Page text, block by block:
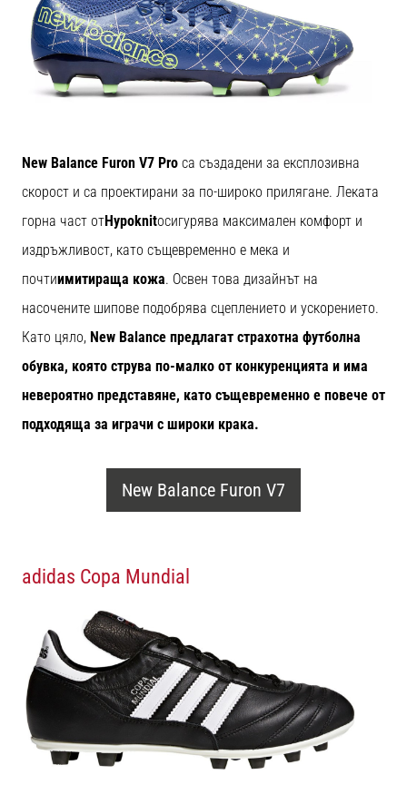
New Balance Furon V7 Pro са създадени за експлозивна
скорост и са проектирани за по-широко прилягане. Леката
горна част отHypoknitосигурява максимален комфорт и
издръжливост, като същевременно е мека и
почтиимитираща кожа. Освен това дизайнът на
насочените шипове подобрява сцеплението и ускорението.
Като цяло, New Balance предлагат страхотна футболна
обувка, която струва по-малко от конкуренцията и има
невероятно представяне, като същевременно е повече от
подходяща за играчи с широки крака.
New Balance Furon V7
adidas Copa Mundial